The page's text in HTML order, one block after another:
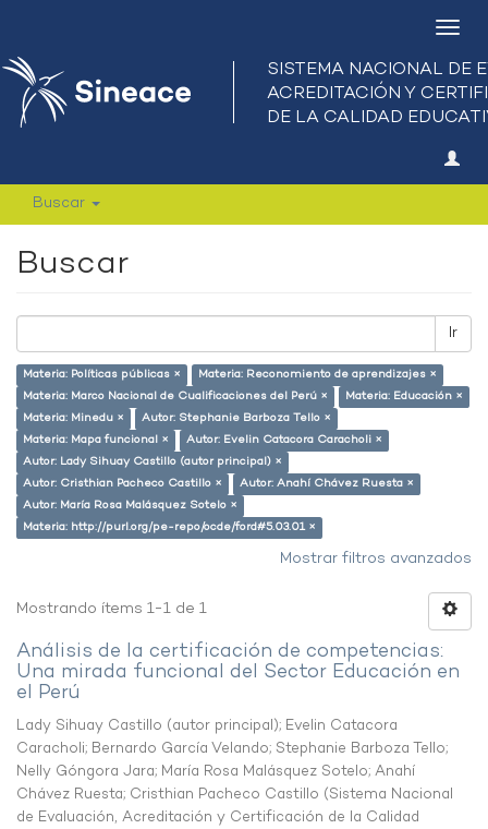
Buscar
Buscar
Ir
Materia: Políticas públicas ×
Materia: Reconomiento de aprendizajes ×
Materia: Marco Nacional de Cualificaciones del Perú ×
Materia: Educación ×
Materia: Minedu ×
Autor: Stephanie Barboza Tello ×
Materia: Mapa funcional ×
Autor: Evelin Catacora Caracholi ×
Autor: Lady Sihuay Castillo (autor principal) ×
Autor: Cristhian Pacheco Castillo ×
Autor: Anahí Chávez Ruesta ×
Autor: María Rosa Malásquez Sotelo ×
Materia: http://purl.org/pe-repo/ocde/ford#5.03.01 ×
Mostrar filtros avanzados
Mostrando ítems 1-1 de 1
Análisis de la certificación de competencias:
Una mirada funcional del Sector Educación en
el Perú
Lady Sihuay Castillo (autor principal); Evelin Catacora
Caracholi; Bernardo García Velando; Stephanie Barboza Tello;
Nelly Góngora Jara; María Rosa Malásquez Sotelo; Anahí
Chávez Ruesta; Cristhian Pacheco Castillo (Sistema Nacional
de Evaluación, Acreditación y Certificación de la Calidad